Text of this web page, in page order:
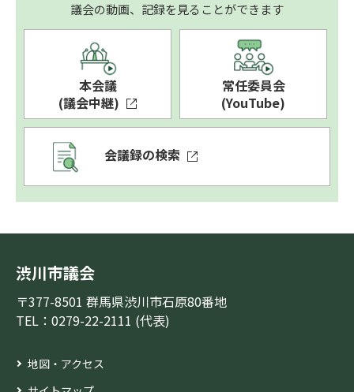
議会の動画、記録を見ることができます
本会議
(議会中継)
常任委員会
(YouTube)
会議録の検索
渋川市議会
〒377-8501 群馬県渋川市石原80番地
TEL：0279-22-2111 (代表)
地図・アクセス